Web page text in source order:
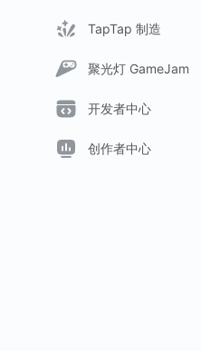
TapTap 制造
聚光灯 GameJam
开发者中心
创作者中心